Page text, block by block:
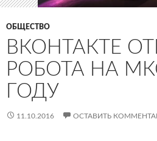
ОБЩЕСТВО
ВКОНТАКТЕ
РОБОТА НА
ГОДУ
11.10.2016 ОСТАВИТЬ